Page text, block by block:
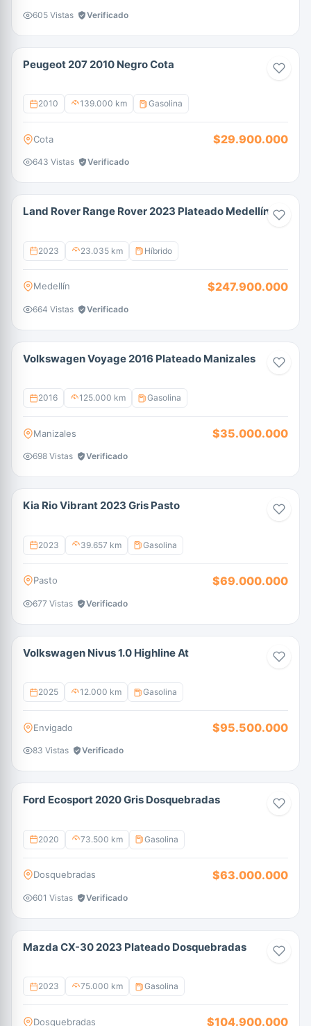
605 Vistas Verificado
Peugeot 207 2010 Negro Cota
2010 139.000 km Gasolina
Cota $29.900.000
643 Vistas Verificado
Land Rover Range Rover 2023 Plateado Medellín
2023 23.035 km Híbrido
Medellín $247.900.000
664 Vistas Verificado
Volkswagen Voyage 2016 Plateado Manizales
2016 125.000 km Gasolina
Manizales $35.000.000
698 Vistas Verificado
Kia Rio Vibrant 2023 Gris Pasto
2023 39.657 km Gasolina
Pasto $69.000.000
677 Vistas Verificado
Volkswagen Nivus 1.0 Highline At
2025 12.000 km Gasolina
Envigado $95.500.000
83 Vistas Verificado
Ford Ecosport 2020 Gris Dosquebradas
2020 73.500 km Gasolina
Dosquebradas $63.000.000
601 Vistas Verificado
Mazda CX-30 2023 Plateado Dosquebradas
2023 75.000 km Gasolina
Dosquebradas $104.900.000